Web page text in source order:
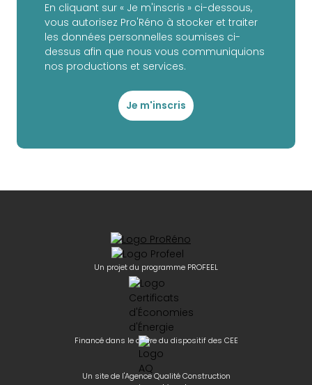
En cliquant sur « Je m'inscris » ci-dessous,
vous autorisez Pro'Réno à stocker et traiter
les données personnelles soumises ci-
dessus afin que nous vous communiquions
nos productions et services.
Je m'inscris
Un projet du programme PROFEEL
Financé dans le cadre du dispositif des CEE
Un site de l'Agence Qualité Construction